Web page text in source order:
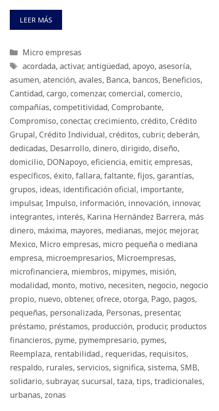
LEER MÁS
Categorías
Micro empresas
Etiquetas
acordada, activar, antigüedad, apoyo, asesoría,
asumen, atención, avales, Banca, bancos, Beneficios,
Cantidad, cargo, comenzar, comercial, comercio,
compañías, competitividad, Comprobante,
Compromiso, conectar, crecimiento, crédito, Crédito
Grupal, Crédito Individual, créditos, cubrir, deberán,
dedicadas, Desarrollo, dinero, dirigido, diseño,
domicilio, DONapoyo, eficiencia, emitir, empresas,
específicos, éxito, fallara, faltante, fijos, garantías,
grupos, ideas, identificación oficial, importante,
impulsar, Impulso, información, innovación, innovar,
integrantes, interés, Karina Hernández Barrera, más
dinero, máxima, mayores, medianas, mejor, mejorar,
Mexico, Micro empresas, micro pequeña o mediana
empresa, microempresarios, Microempresas,
microfinanciera, miembros, mipymes, misión,
modalidad, monto, motivo, necesiten, negocio, negocio
propio, nuevo, obtener, ofrece, otorga, Pago, pagos,
pequeñas, personalizada, Personas, presentar,
préstamo, préstamos, producción, producir, productos
financieros, pyme, pymempresario, pymes,
Reemplaza, rentabilidad., requeridas, requisitos,
respaldo, rurales, servicios, significa, sistema, SMB,
solidario, subrayar, sucursal, taza, tips, tradicionales,
urbanas, zonas